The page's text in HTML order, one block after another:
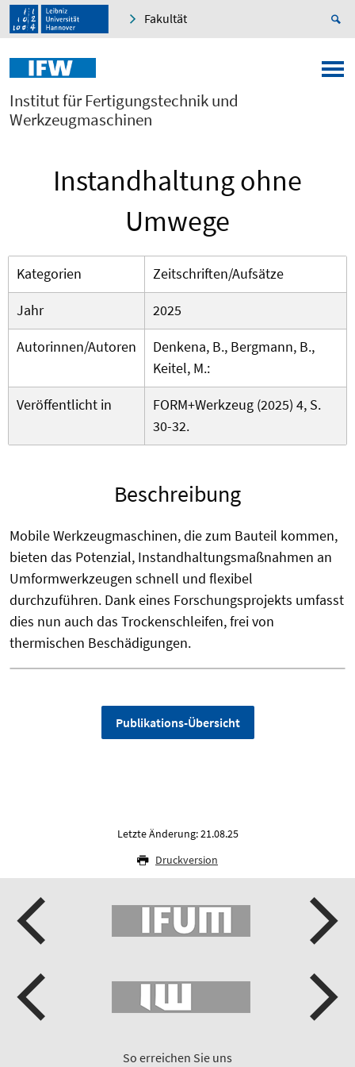
Fakultät
Institut für Fertigungstechnik und
Werkzeugmaschinen
Instandhaltung ohne
Umwege
Kategorien
Zeitschriften/Aufsätze
Jahr
2025
Autorinnen/Autoren
Denkena, B., Bergmann, B.,
Keitel, M.:
Veröffentlicht in
FORM+Werkzeug (2025) 4, S.
30-32.
Beschreibung
Mobile Werkzeugmaschinen, die zum Bauteil kommen,
bieten das Potenzial, Instandhaltungsmaßnahmen an
Umformwerkzeugen schnell und flexibel
durchzuführen. Dank eines Forschungsprojekts umfasst
dies nun auch das Trockenschleifen, frei von
thermischen Beschädigungen.
Publikations-Übersicht
Letzte Änderung: 21.08.25
Druckversion
So erreichen Sie uns